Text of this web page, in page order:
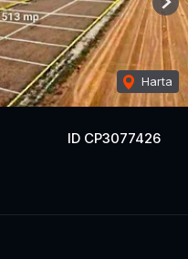
ID CP3077426
Harta